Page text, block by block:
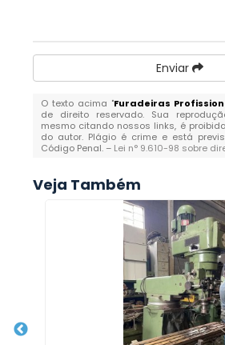
Enviar
O texto acima "Furadeiras
de direito reservado. Sua
mesmo citando nossos links, é
do autor. Plágio é crime e está
Código Penal. – Lei n° 9.610-98 sobre
Veja Também